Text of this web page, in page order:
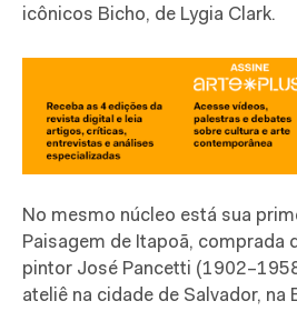
icônicos Bicho, de Lygia Clark.
No mesmo núcleo está sua
Paisagem de Itapoã, comprada
pintor José Pancetti
ateliê na cidade de Salvador, na